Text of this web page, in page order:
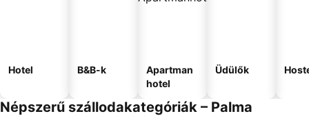
Hotel B&B-k
Apartman
hotel
Üdülők
Népszerű szállodakategóriák – Palma